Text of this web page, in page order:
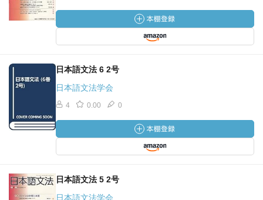
日本語文法 6 2号
日本語文法学会
4 0.00 0
日本語文法 5 2号
日本語文法学会